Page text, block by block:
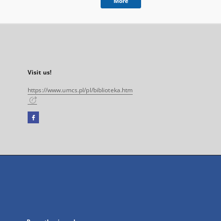
Visit us!
https://www.umcs.pl/pl/biblioteka.htm
Facebook
open